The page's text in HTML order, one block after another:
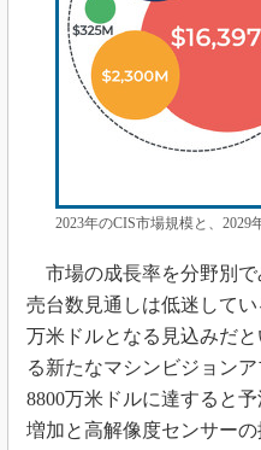
2023年のCIS市場規模と、2029
市場の成長率を分野別で
売台数見通しは低迷して
万米ドルとなる見込みだ
る新たなマシンビジョン
8800万米ドルに達すると
増加と高解像度センサー